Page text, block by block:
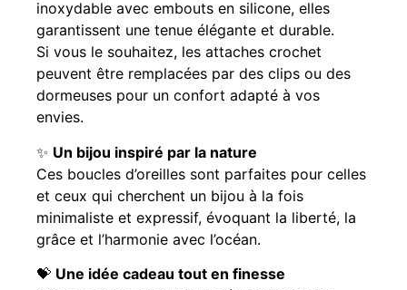
inoxydable avec embouts en silicone, elles
garantissent une tenue élégante et durable.
Si vous le souhaitez, les attaches crochet
peuvent être remplacées par des clips ou des
dormeuses pour un confort adapté à vos
envies.
✨ Un bijou inspiré par la nature
Ces boucles d’oreilles sont parfaites pour celles
et ceux qui cherchent un bijou à la fois
minimaliste et expressif, évoquant la liberté, la
grâce et l’harmonie avec l’océan.
💝 Une idée cadeau tout en finesse